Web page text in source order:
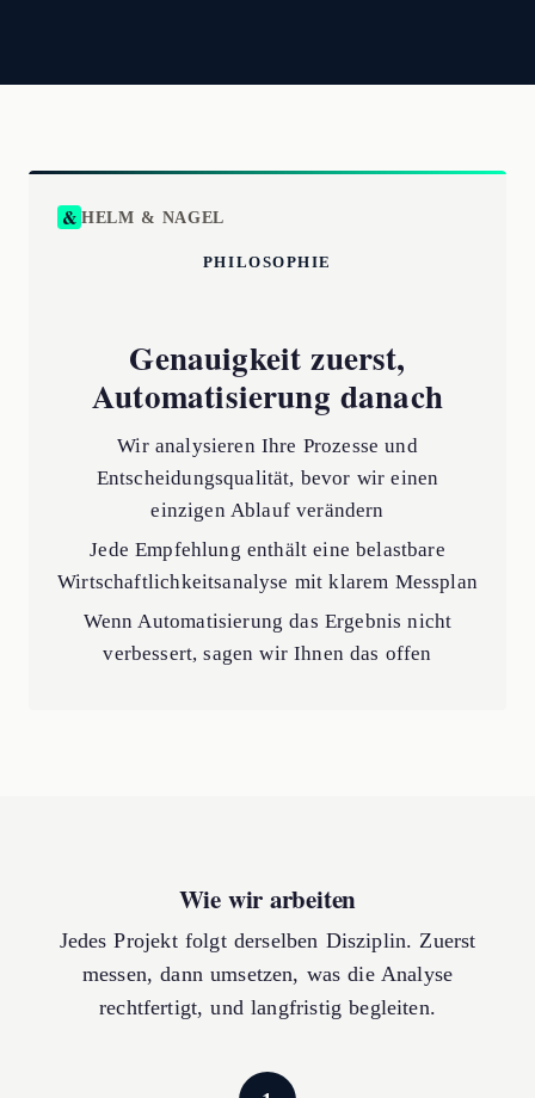
HELM & NAGEL
PHILOSOPHIE
Genauigkeit zuerst,
Automatisierung danach
Wir analysieren Ihre Prozesse und
Entscheidungsqualität, bevor wir einen
einzigen Ablauf verändern
Jede Empfehlung enthält eine belastbare
Wirtschaftlichkeitsanalyse mit klarem Messplan
Wenn Automatisierung das Ergebnis nicht
verbessert, sagen wir Ihnen das offen
Wie wir arbeiten
Jedes Projekt folgt derselben Disziplin. Zuerst
messen, dann umsetzen, was die Analyse
rechtfertigt, und langfristig begleiten.